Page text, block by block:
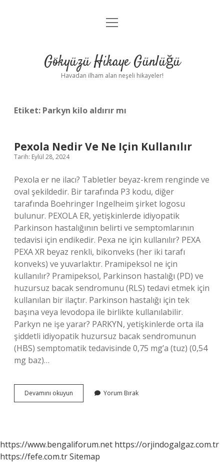
Anasayfa
Yasal Uyarı
menüyü
Gökyüzü Hikaye Günlüğü
Havadan ilham alan neşeli hikayeler!
Etiket: Parkyn kilo aldırır mı
Pexola Nedir Ve Ne Için Kullanılır
Tarih: Eylül 28, 2024
Pexola er ne ilacı? Tabletler beyaz-krem renginde ve
oval şekildedir. Bir tarafında P3 kodu, diğer
tarafında Boehringer Ingelheim şirket logosu
bulunur. PEXOLA ER, yetişkinlerde idiyopatik
Parkinson hastalığının belirti ve semptomlarının
tedavisi için endikedir. Pexa ne için kullanılır? PEXA
PEXA XR beyaz renkli, bikonveks (her iki tarafı
konveks) ve yuvarlaktır. Pramipeksol ne için
kullanılır? Pramipeksol, Parkinson hastalığı (PD) ve
huzursuz bacak sendromunu (RLS) tedavi etmek için
kullanılan bir ilaçtır. Parkinson hastalığı için tek
başına veya levodopa ile birlikte kullanılabilir.
Parkyn ne işe yarar? PARKYN, yetişkinlerde orta ila
şiddetli idiyopatik huzursuz bacak sendromunun
(HBS) semptomatik tedavisinde 0,75 mg’a (tuz) (0,54
mg baz)…
Devamını okuyun
Nedir
Yorum Bırak
https://www.bengaliforum.net https://orjindogalgaz.com.tr
https://fefe.com.trSitemap